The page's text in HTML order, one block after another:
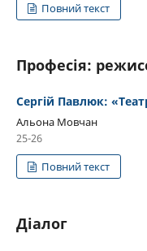
Повний текст
Професія:
Сергій Павлюк:
Альона Мовчан
25-26
Повний текст
Діалог